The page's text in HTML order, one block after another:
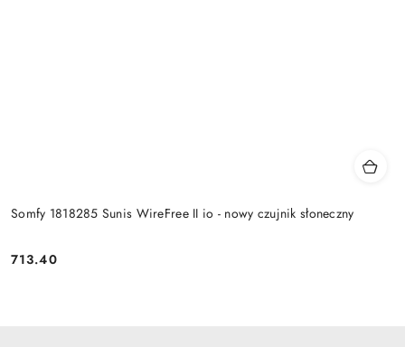
Somfy 1818285 Sunis WireFree II io - nowy czujnik słoneczny
Cena:
713.40